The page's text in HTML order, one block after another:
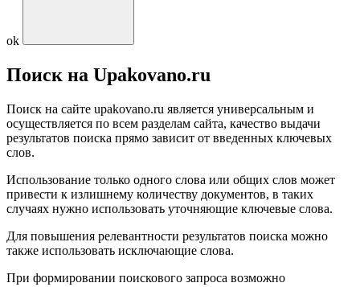
ok
Поиск на Upakovano.ru
Поиск на сайте upakovano.ru является универсальным и
осуществляется по всем разделам сайта, качество выдачи
результатов поиска прямо зависит от введенных ключевых
слов.
Использование только одного слова или общих слов может
привести к излишнему количеству документов, в таких
случаях нужно использовать уточняющие ключевые слова.
Для повышения релевантности результатов поиска можно
также использовать исключающие слова.
При формировании поискового запроса возможно